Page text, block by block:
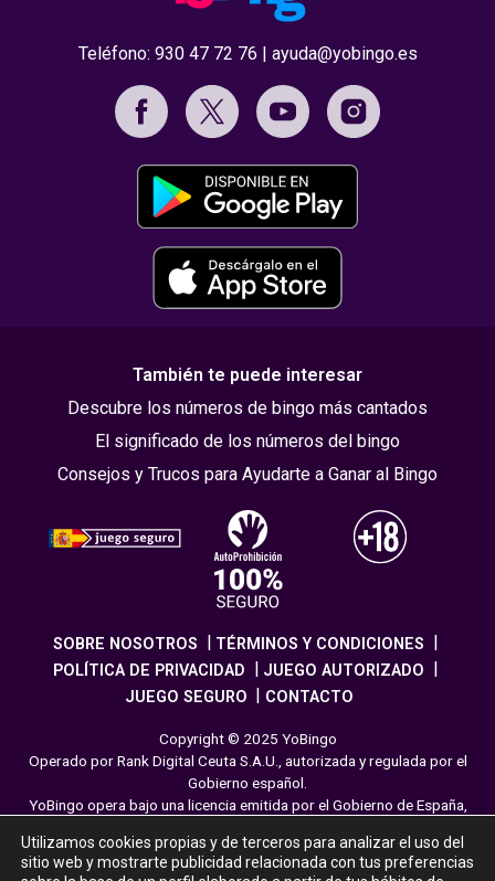
Teléfono: 930 47 72 76 | ayuda@yobingo.es
También te puede interesar
Descubre los números de bingo más cantados
El significado de los números del bingo
Consejos y Trucos para Ayudarte a Ganar al Bingo
SOBRE NOSOTROS
TÉRMINOS Y CONDICIONES
POLÍTICA DE PRIVACIDAD
JUEGO AUTORIZADO
JUEGO SEGURO
CONTACTO
Copyright © 2025 YoBingo
Operado por Rank Digital Ceuta S.A.U., autorizada y regulada por el
Gobierno español.
YoBingo opera bajo una licencia emitida por el Gobierno de España,
responsabilidad en los juegos online. El juego es una forma de
entretenimiento cuya finalidad es ofrecer diversión y emoción a los
Utilizamos cookies propias y de terceros para analizar el uso del
sitio web y mostrarte publicidad relacionada con tus preferencias